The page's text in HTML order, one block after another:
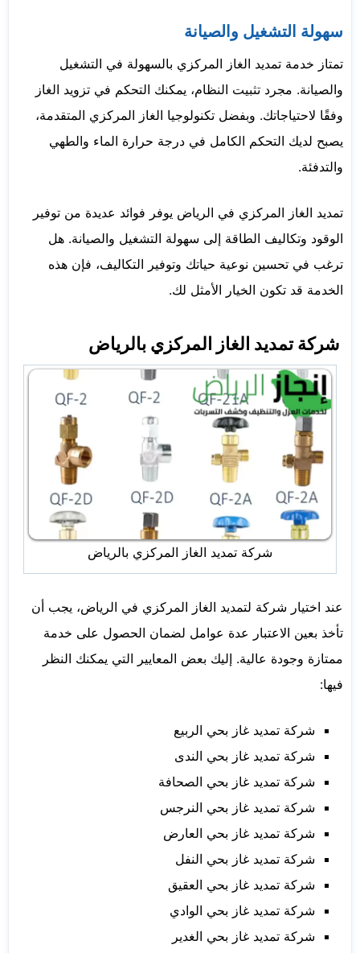
سهولة التشغيل والصيانة
تمتاز خدمة تمديد الغاز المركزي بالسهولة في التشغيل
والصيانة. مجرد تثبيت النظام، يمكنك التحكم في تزويد الغاز
وفقًا لاحتياجاتك. وبفضل تكنولوجيا الغاز المركزي المتقدمة،
يصبح لديك التحكم الكامل في درجة حرارة الماء والطهي
والتدفئة.
تمديد الغاز المركزي في الرياض يوفر فوائد عديدة من توفير
الوقود وتكاليف الطاقة إلى سهولة التشغيل والصيانة. هل
ترغب في تحسين نوعية حياتك وتوفير التكاليف، فإن هذه
الخدمة قد تكون الخيار الأمثل لك.
شركة تمديد الغاز المركزي بالرياض
شركة تمديد الغاز المركزي بالرياض
عند اختيار شركة لتمديد الغاز المركزي في الرياض، يجب أن
تأخذ بعين الاعتبار عدة عوامل لضمان الحصول على خدمة
ممتازة وجودة عالية. إليك بعض المعايير التي يمكنك النظر
فيها:
شركة تمديد غاز بحي الربيع
شركة تمديد غاز بحي الندى
شركة تمديد غاز بحي الصحافة
شركة تمديد غاز بحي النرجس
شركة تمديد غاز بحي العارض
شركة تمديد غاز بحي النفل
شركة تمديد غاز بحي العقيق
شركة تمديد غاز بحي الوادي
شركة تمديد غاز بحي الغدير